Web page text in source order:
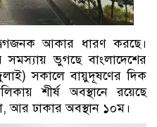
আকার ধারণ করছে।
সমস্যায় ভুগছে বাংলাদেশের
সকালে বায়ুদূষণের দিক
শীর্ষ অবস্থানে রয়েছে
আর ঢাকার অবস্থান ১০ম।